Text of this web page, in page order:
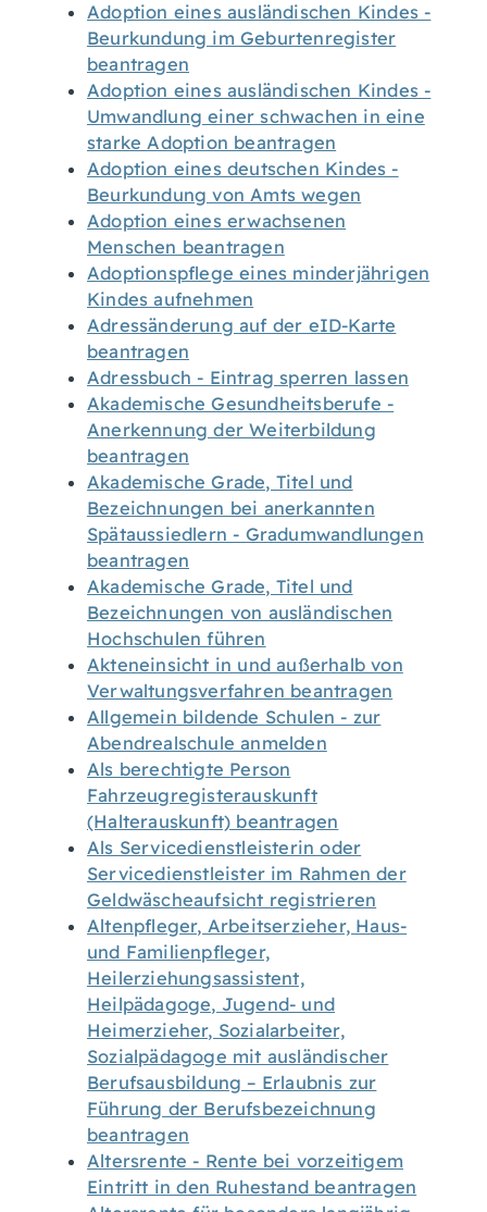
Adoption eines ausländischen Kindes -
Beurkundung im Geburtenregister
beantragen
Adoption eines ausländischen Kindes -
Umwandlung einer schwachen in eine
starke Adoption beantragen
Adoption eines deutschen Kindes -
Beurkundung von Amts wegen
Adoption eines erwachsenen
Menschen beantragen
Adoptionspflege eines minderjährigen
Kindes aufnehmen
Adressänderung auf der eID-Karte
beantragen
Adressbuch - Eintrag sperren lassen
Akademische Gesundheitsberufe -
Anerkennung der Weiterbildung
beantragen
Akademische Grade, Titel und
Bezeichnungen bei anerkannten
Spätaussiedlern - Gradumwandlungen
beantragen
Akademische Grade, Titel und
Bezeichnungen von ausländischen
Hochschulen führen
Akteneinsicht in und außerhalb von
Verwaltungsverfahren beantragen
Allgemein bildende Schulen - zur
Abendrealschule anmelden
Als berechtigte Person
Fahrzeugregisterauskunft
(Halterauskunft) beantragen
Als Servicedienstleisterin oder
Servicedienstleister im Rahmen der
Geldwäscheaufsicht registrieren
Altenpfleger, Arbeitserzieher, Haus-
und Familienpfleger,
Heilerziehungsassistent,
Heilpädagoge, Jugend- und
Heimerzieher, Sozialarbeiter,
Sozialpädagoge mit ausländischer
Berufsausbildung – Erlaubnis zur
Führung der Berufsbezeichnung
beantragen
Altersrente - Rente bei vorzeitigem
Eintritt in den Ruhestand beantragen